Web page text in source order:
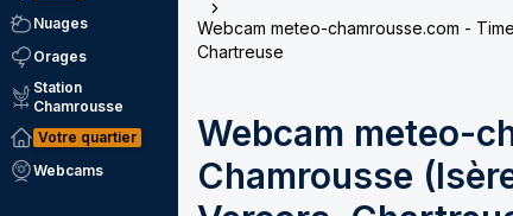
Nuages
Orages
Station
Chamrousse
Votre quartier
Webcams
Webcam meteo-chamrousse.com -
Chartreuse
Webcam meteo-
Chamrousse